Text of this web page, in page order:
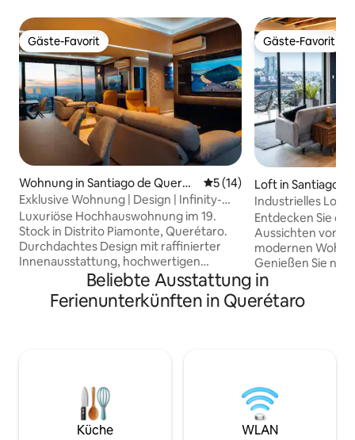
Gäste-Favorit
Gäste-Favorit
Wohnung in Santiago de Querét
aro
Durchschnittliche
5 (14)
Exklusive Wohnung | Design | Infinity-
Pool
Luxuriöse Hochhauswohnung im 19.
Stock in Distrito Piamonte, Querétaro.
Durchdachtes Design mit raffinierter
Innenausstattung, hochwertigen
Oberflächen und atemberaubendem
Blick auf den Sonnenuntergang. Perfekt
für Paare, Geschäftsreisende und
Annehmlichkeiten in der Wohnanlage,
darunter ein Infinity-Pool, ein Whirlpool
und eine Feuerstelle. Ideal gelegen, nur
Gäste-Favorit
Gäste-Favorit
Loft in Santiago
ro
Industrielles Loft,
Klimaanlage
Entdecken Sie
Aussichten von
modernen
Genießen Sie nur
Zentrum entfernt
Panoramablick
Berge. Perfekt
der einfachen
Geschäfte und
Aufenthalt in
Erleben Sie den
Beliebte Ausstattung in
Ferienunterkünften in Querétaro
Küche WLAN